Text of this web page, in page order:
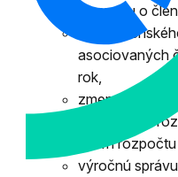
smernicu o
výšku
asociovaných
rok,
zmeny stanov
dobrovoľné
návrh
výročnú